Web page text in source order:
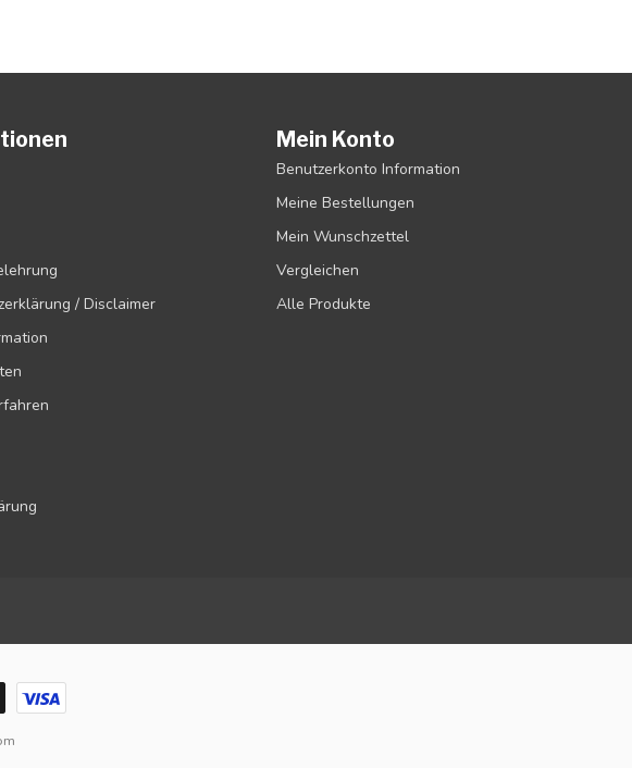
/ Disclaimer
Mein Konto
Benutzerkonto Information
Meine Bestellungen
Mein Wunschzettel
Vergleichen
Alle Produkte